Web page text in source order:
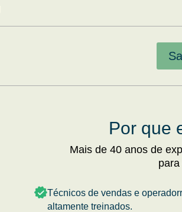
Por que
Mais de 40 anos de
Técnicos de vendas e
altamente treinados.